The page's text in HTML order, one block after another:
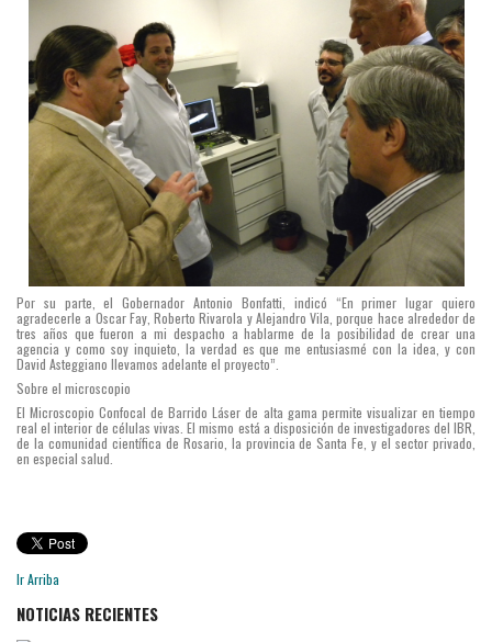
Por su parte, el Gobernador Antonio Bonfatti, indicó “En primer lugar quiero
agradecerle a Oscar Fay, Roberto Rivarola y Alejandro Vila, porque hace alrededor de
tres años que fueron a mi despacho a hablarme de la posibilidad de crear una
agencia y como soy inquieto, la verdad es que me entusiasmé con la idea, y con
David Asteggiano llevamos adelante el proyecto”.
Sobre el microscopio
El Microscopio Confocal de Barrido Láser de alta gama permite visualizar en tiempo
real el interior de células vivas. El mismo está a disposición de investigadores del IBR,
de la comunidad científica de Rosario, la provincia de Santa Fe, y el sector privado,
en especial salud.
Ir Arriba
NOTICIAS RECIENTES